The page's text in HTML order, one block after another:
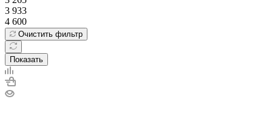
3 933
4 600
Очистить фильтр
Показать